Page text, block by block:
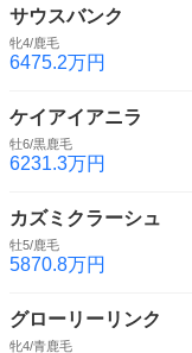
サウスバンク
牝4/鹿毛
6475.2万円
ケイアイアニラ
牡6/黒鹿毛
6231.3万円
カズミクラーシュ
牡5/鹿毛
5870.8万円
グローリーリンク
牝4/青鹿毛